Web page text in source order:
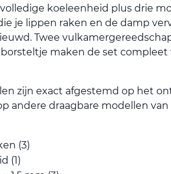
koeleenheid plus drie
je lippen raken en de damp
Twee
maken de set compleet
zijn exact afgestemd op het
andere draagbare modellen van
(3)
(1)